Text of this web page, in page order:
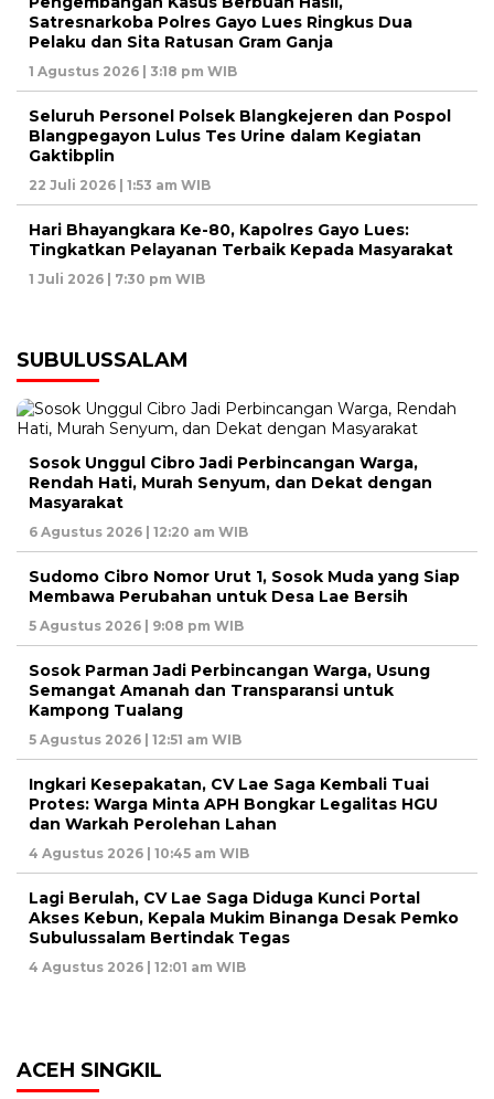
Satresnarkoba Polres Gayo Lues Ringkus Dua
Pelaku dan Sita Ratusan Gram Ganja
1 Agustus 2026 | 3:18 pm WIB
Seluruh Personel Polsek Blangkejeren dan Pospol
Blangpegayon Lulus Tes Urine dalam Kegiatan
Gaktibplin
22 Juli 2026 | 1:53 am WIB
Hari Bhayangkara Ke-80, Kapolres Gayo Lues:
Tingkatkan Pelayanan Terbaik Kepada Masyarakat
1 Juli 2026 | 7:30 pm WIB
SUBULUSSALAM
Sosok Unggul Cibro Jadi Perbincangan Warga,
Rendah Hati, Murah Senyum, dan Dekat dengan
Masyarakat
6 Agustus 2026 | 12:20 am WIB
Sudomo Cibro Nomor Urut 1, Sosok Muda yang Siap
Membawa Perubahan untuk Desa Lae Bersih
5 Agustus 2026 | 9:08 pm WIB
Sosok Parman Jadi Perbincangan Warga, Usung
Semangat Amanah dan Transparansi untuk
Kampong Tualang
5 Agustus 2026 | 12:51 am WIB
Ingkari Kesepakatan, CV Lae Saga Kembali Tuai
Protes: Warga Minta APH Bongkar Legalitas HGU
dan Warkah Perolehan Lahan
4 Agustus 2026 | 10:45 am WIB
Lagi Berulah, CV Lae Saga Diduga Kunci Portal
Akses Kebun, Kepala Mukim Binanga Desak Pemko
Subulussalam Bertindak Tegas
4 Agustus 2026 | 12:01 am WIB
ACEH SINGKIL